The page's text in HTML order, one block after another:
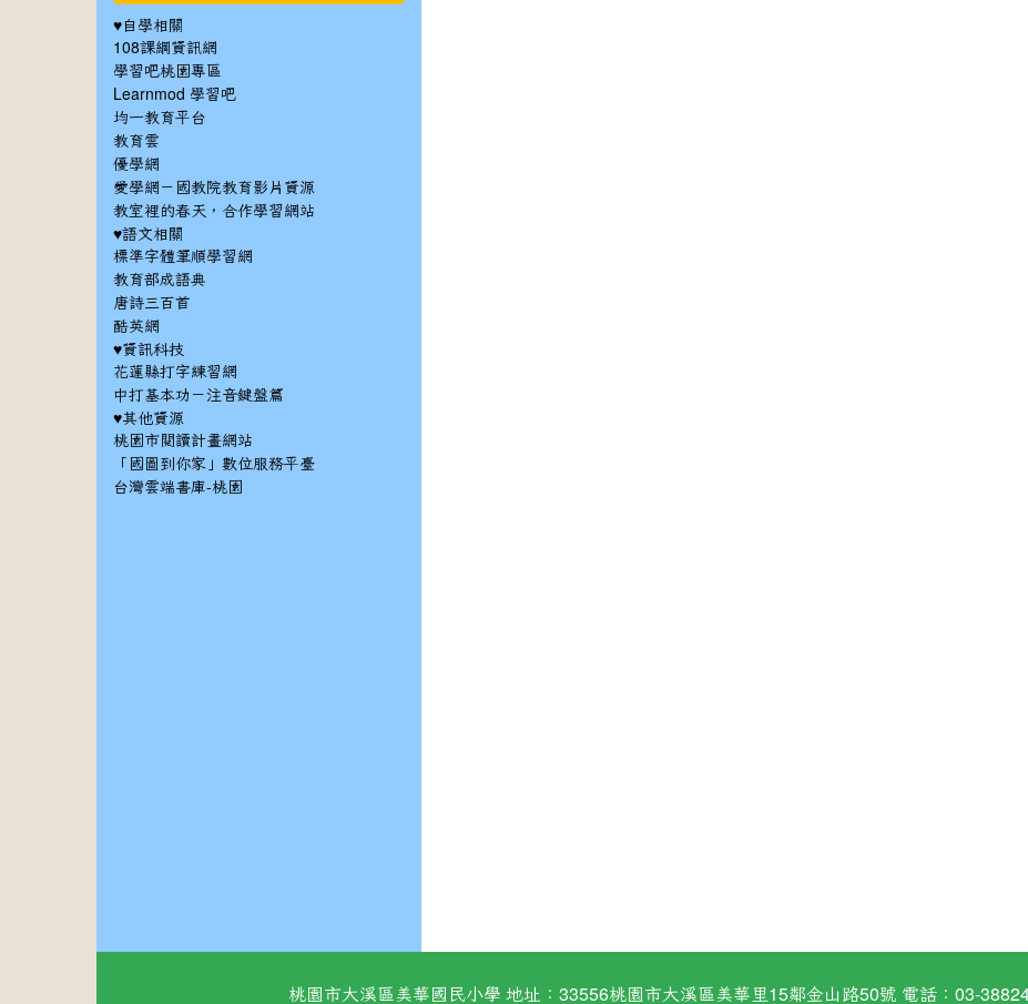
♥自學相關
108課綱資訊網
學習吧桃園專區
Learnmod 學習吧
均一教育平台
教育雲
優學網
愛學網－國教院教育影片資源
教室裡的春天，合作學習網站
♥語文相關
標準字體筆順學習網
教育部成語典
唐詩三百首
酷英網
♥資訊科技
花蓮縣打字練習網
中打基本功－注音鍵盤篇
♥其他資源
桃園市閱讀計畫網站
「國圖到你家」數位服務平臺
台灣雲端書庫-桃園
桃園市大溪區美華國民小學 地址：33556桃園市大溪區美華里15鄰金山路50號 電話：03-